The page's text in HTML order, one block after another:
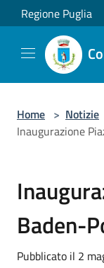
Salta al contenuto
Regione Puglia
Home > Notizie
Inaugurazione
Baden-
Pubblicato il 2